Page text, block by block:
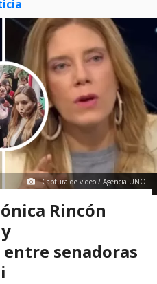
Captura de video / Agencia UNO
Rincón
senadoras